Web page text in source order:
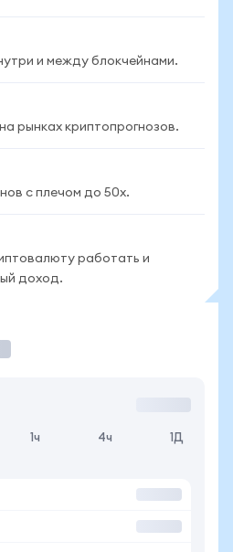
и между блокчейнами.
на рынках криптопрогнозов.
с плечом до 50x.
работать и
доход.
1ч 4ч 1Д